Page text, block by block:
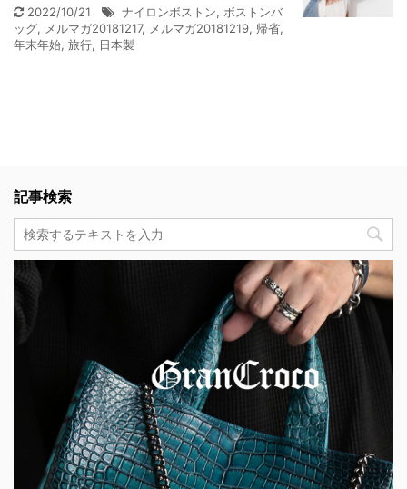
2022/10/21 ナイロンボストン, ボストンバ
ッグ, メルマガ20181217, メルマガ20181219, 帰省,
年末年始, 旅行, 日本製
記事検索